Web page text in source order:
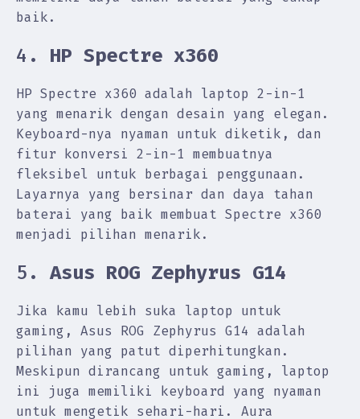
baik.
4. HP Spectre x360
HP Spectre x360 adalah laptop 2-in-1
yang menarik dengan desain yang elegan.
Keyboard-nya nyaman untuk diketik, dan
fitur konversi 2-in-1 membuatnya
fleksibel untuk berbagai penggunaan.
Layarnya yang bersinar dan daya tahan
baterai yang baik membuat Spectre x360
menjadi pilihan menarik.
5. Asus ROG Zephyrus G14
Jika kamu lebih suka laptop untuk
gaming, Asus ROG Zephyrus G14 adalah
pilihan yang patut diperhitungkan.
Meskipun dirancang untuk gaming, laptop
ini juga memiliki keyboard yang nyaman
untuk mengetik sehari-hari. Aura